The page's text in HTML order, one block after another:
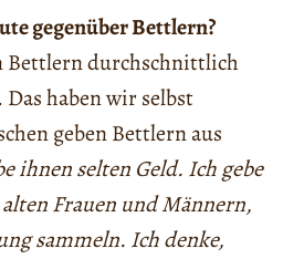
gegenüber Bettlern?
Bettlern durchschnittlich
haben wir selbst
geben Bettlern aus
ihnenselten Geld. Ich gebe
Frauen und Männern,
sammeln. Ich denke,